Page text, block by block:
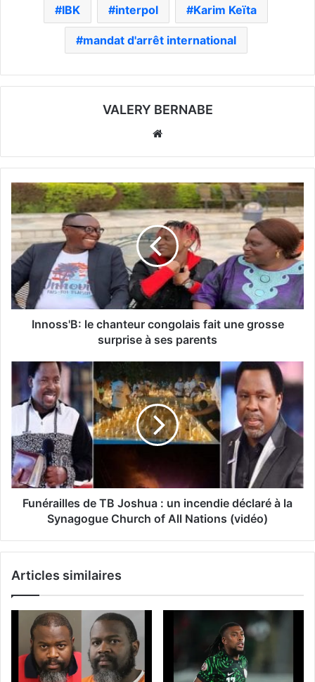
IBK interpol Karim Keïta
mandat d'arrêt international
VALERY BERNABE
Innoss'B: le chanteur congolais fait une grosse
surprise à ses parents
Funérailles de TB Joshua : un incendie déclaré à la
Synagogue Church of All Nations (vidéo)
Articles similaires